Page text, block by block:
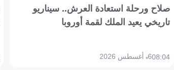
صلاح ورحلة استعادة العرش.. سيناريو
تاريخي يعيد الملك لقمة أوروبا
08:046 أغسطس 2026